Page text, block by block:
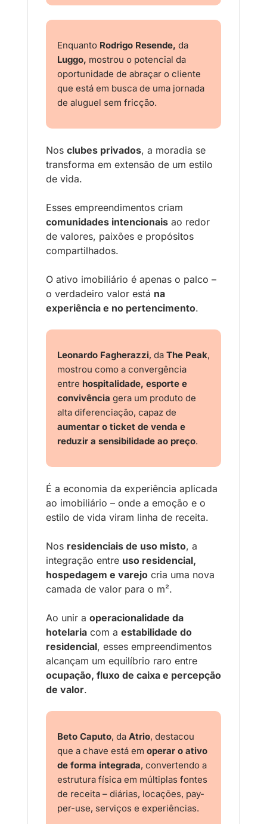
Enquanto Rodrigo Resende,
Luggo, mostrou o potencial da
oportunidade de abraçar o cliente
que está em busca de uma jornada
de aluguel sem fricção.
Nos clubes privados, a moradia se
transforma em extensão de um estilo
de vida.
comunidades intencionais ao redor
de valores, paixões e propósitos
compartilhados.
O ativo imobiliário é apenas o palco –
o verdadeiro valor está na
experiência e no pertencimento.
Leonardo Fagherazzi, da The Peak,
mostrou como a convergência
entre hospitalidade, esporte e
convivência gera um produto de
aumentar o ticket de venda e
reduzir a sensibilidade ao preço.
É a economia da experiência aplicada
ao imobiliário – onde a emoção e o
estilo de vida viram linha de receita.
Nos residenciais de uso misto, a
integração entre uso residencial,
hospedagem e varejo cria uma nova
camada de valor para o m².
Ao unir a operacionalidade da
hotelaria com a estabilidade do
residencial, esses empreendimentos
ocupação, fluxo de caixa e percepção
de valor.
Beto Caputo, da Atrio, destacou
que a chave está em operar o ativo
de forma integrada, convertendo a
estrutura física em múltiplas fontes
de receita – diárias, locações, pay-
per-use, serviços e experiências.